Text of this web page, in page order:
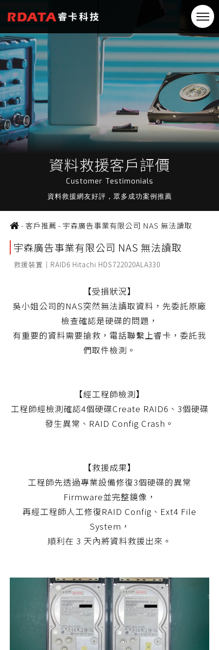
資料救援客戶評價
Customer Testimonials
資料救援網友好評，眾多成功案例推薦
-客戶推薦 - 宇森廣告事業有限公司 NAS 無法讀取
宇森廣告事業有限公司 NAS 無法讀取
救援裝置｜RAID6 Hitachi HDS722020ALA330
【受損狀況】
吳小姐公司的NAS突然無法讀取資料，先委託原廠
檢查確認是硬碟的問題，
有重要的資料需要搶救，電話聯繫上睿卡，委託我
們取件檢測。
【經工程師檢測】
工程師經檢測確認4個硬碟Create RAID6、3個硬碟
發生異常、RAID Config Crash。
【救援成果】
工程師先透過專業設備修復3個硬碟的異常
Firmware並完整鏡像，
再經工程師人工修復RAID Config、Ext4 File
System，
順利在 3 天內將資料救援出來。